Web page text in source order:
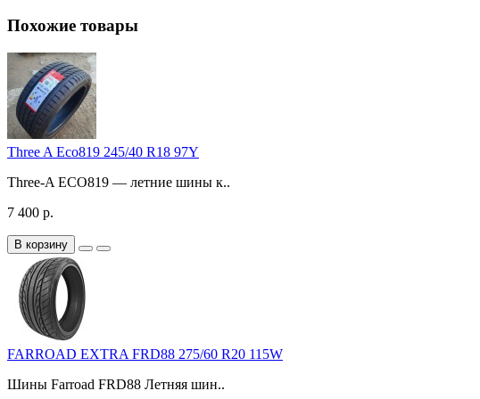
Похожие товары
Three A Eco819 245/40 R18 97Y
Three-A ECO819 — летние шины к..
7 400 р.
В корзину
FARROAD EXTRA FRD88 275/60 R20 115W
Шины Farroad FRD88 Летняя шин..